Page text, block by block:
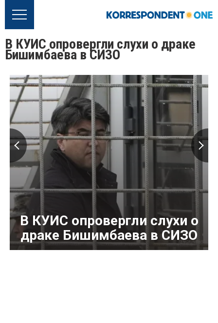
В КУИС опровергли слухи о драке
Бишимбаева в СИЗО
В КУИС опровергли слухи о
драке Бишимбаева в СИЗО